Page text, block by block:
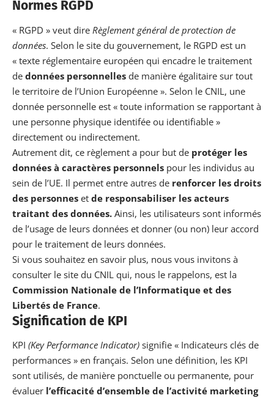
Normes RGPD
« RGPD » veut dire Règlement général de protection de
données. Selon le site du gouvernement, le RGPD est un
« texte réglementaire européen qui encadre le traitement
de données personnelles de manière égalitaire sur tout
le territoire de l’Union Européenne ». Selon le CNIL, une
donnée personnelle est « toute information se rapportant à
une personne physique identifée ou identifiable »
directement ou indirectement.
Autrement dit, ce règlement a pour but de protéger les
données à caractères personnels pour les individus au
sein de l’UE. Il permet entre autres de renforcer les droits
des personnes et de responsabiliser les acteurs
traitant des données. Ainsi, les utilisateurs sont informés
de l’usage de leurs données et donner (ou non) leur accord
pour le traitement de leurs données.
Si vous souhaitez en savoir plus, nous vous invitons à
consulter le site du CNIL qui, nous le rappelons, est la
Commission Nationale de l’Informatique et des
Libertés de France.
Signification de KPI
KPI (Key Performance Indicator) signifie « Indicateurs clés de
performances » en français. Selon une définition, les KPI
sont utilisés, de manière ponctuelle ou permanente, pour
évaluer l’efficacité d’ensemble de l’activité marketing